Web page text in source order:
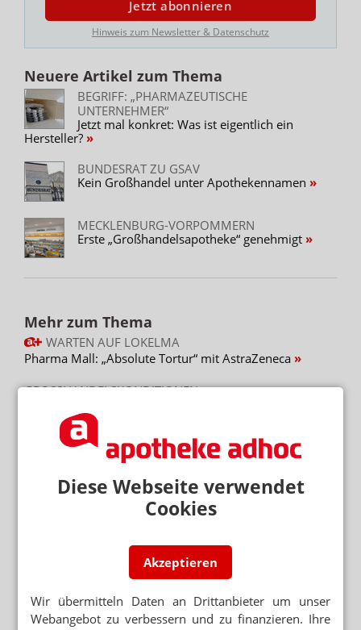
Diese Webseite verwendet
Cookies
Akzeptieren
Wir übermitteln Daten an Drittanbieter um unser
Webangebot zu verbessern und zu finanzieren. Ihre
Jetzt abonnieren
Hinweis zum Newsletter & Datenschutz
Neuere Artikel zum Thema
BEGRIFF: „PHARMAZEUTISCHE
UNTERNEHMER“
Jetzt mal konkret: Was ist eigentlich ein
Hersteller?
BUNDESRAT ZU GSAV
Kein Großhandel unter Apothekennamen
MECKLENBURG-VORPOMMERN
Erste „Großhandelsapotheke“ genehmigt
Mehr zum Thema
WARTEN AUF LOKELMA
Pharma Mall: „Absolute Tortur“ mit AstraZeneca
GROSSHANDELSKONDITIONEN
FREIWAHL OHNE SONNENPRODUKTE
Werbung für DocMorris: Apotheker schmeißt CeraVe
Mehr aus Ressort
GESETZGEBER MUSS HANDELN
Urteil verbietet Rezepturen im Sprechstundenbedarf
Automat statt Apotheke: Ausnahme für Versender